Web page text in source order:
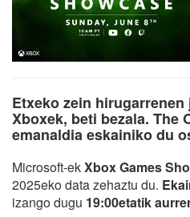
Etxeko zein
Xboxek, beti bezala. The
emanaldia eskainiko du
Microsoft-ekXbox Games
2025eko data zehaztu du.
izango dugu 19:00etatik